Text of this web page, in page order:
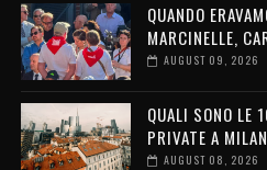
QUANDO
MARCINELLE,
AUGUST 09, 2026
QUALI SONO LE
PRIVATE A
AUGUST 08, 2026